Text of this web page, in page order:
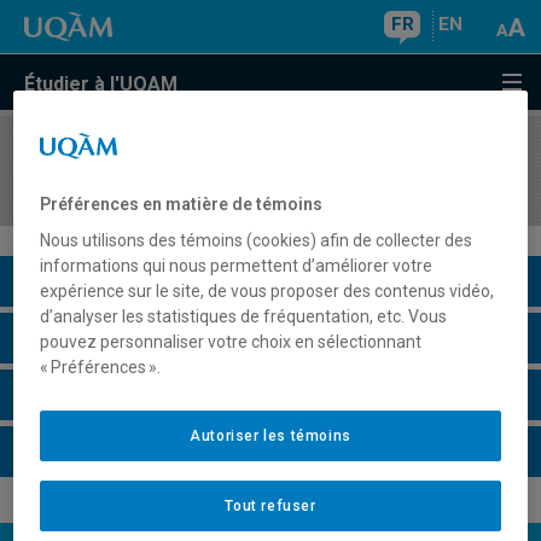
FR EN
Étudier à l'UQAM
COURS//
Description du cours
Horaire - Été 2026
Préférences en matière de témoins
Nous utilisons des témoins (cookies) afin de collecter des
informations qui nous permettent d’améliorer votre
expérience sur le site, de vous proposer des contenus vidéo,
d’analyser les statistiques de fréquentation, etc. Vous
pouvez personnaliser votre choix en sélectionnant
« Préférences ».
Tout refuser
Autoriser les témoins